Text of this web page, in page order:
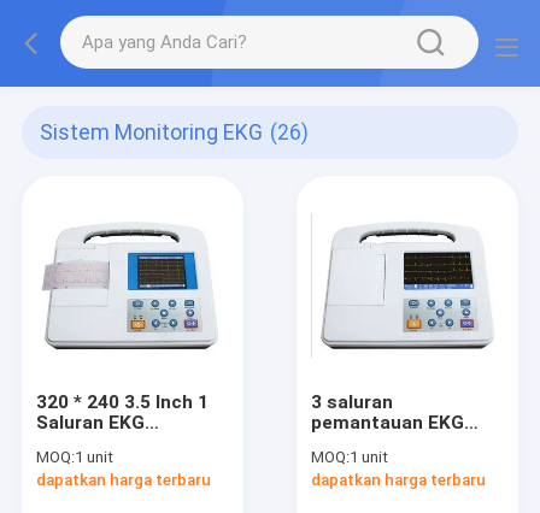
Sistem Monitoring EKG (26)
320 * 240 3.5 Inch 1
Saluran EKG
Auto / Man / RR Mode
Rhythm
MOQ:1 unit
dapatkan harga terbaru
3 saluran
pemantauan EKG
EKG portabel Akurasi
Tinggi
MOQ:1 unit
dapatkan harga terbaru